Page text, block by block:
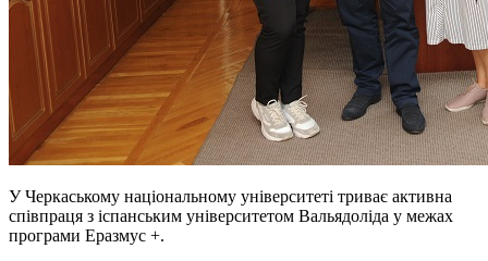
У Черкаському національному університеті триває активна
співпраця з іспанським університетом Вальядоліда у межах
програми Еразмус +.